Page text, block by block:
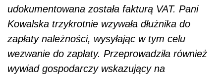
udokumentowana została fakturą VAT. Pani
Kowalska trzykrotnie wzywała dłużnika do
zapłaty należności, wysyłając w tym celu
wezwanie do zapłaty. Przeprowadziła również
wywiad gospodarczy wskazujący na